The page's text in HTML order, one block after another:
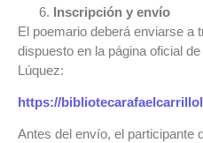
Inscripción y envío
El poemario deberá enviarse a
dispuesto en la página oficial
Lúquez:
https://
Antes del envío, el participante